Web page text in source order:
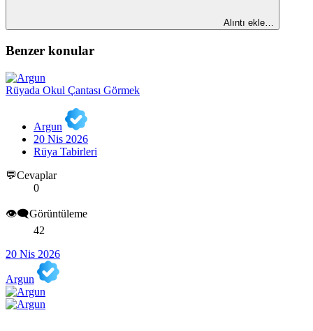
Alıntı ekle…
Benzer konular
Rüyada Okul Çantası Görmek
Argun
20 Nis 2026
Rüya Tabirleri
💬Cevaplar
0
👁️‍🗨️Görüntüleme
42
20 Nis 2026
Argun